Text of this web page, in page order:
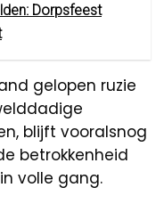
Dorpsfeest
gelopen ruzie
blijft vooralsnog
betrokkenheid
volle gang.